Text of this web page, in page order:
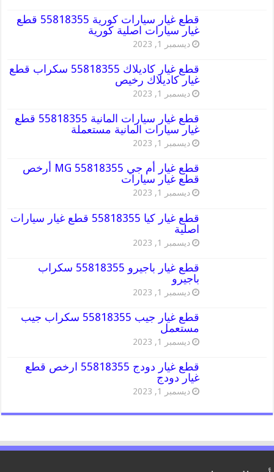
قطع غيار سيارات كورية 55818355 قطع
غيار سيارات اصلية كورية
ديسمبر 1, 2023
قطع غيار كاديلاك 55818355 سكراب قطع
غيار كاديلاك رخيص
ديسمبر 1, 2023
قطع غيار سيارات المانية 55818355 قطع
غيار سيارات المانية مستعملة
ديسمبر 1, 2023
قطع غيار أم جي MG 55818355 أرخص
قطع غيار سيارات
ديسمبر 1, 2023
قطع غيار كيا 55818355 قطع غيار سيارات
اصلية
ديسمبر 1, 2023
قطع غيار باجيرو 55818355 سكراب
باجيرو
ديسمبر 1, 2023
قطع غيار جيب 55818355 سكراب جيب
مستعمل
ديسمبر 1, 2023
قطع غيار دودج 55818355 ارخص قطع
غيار دودج
ديسمبر 1, 2023